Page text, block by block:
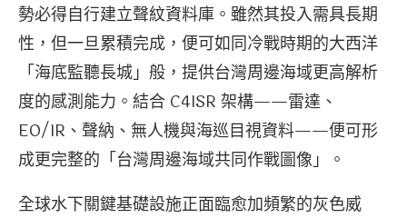
勢必得自行建立聲紋資料庫。雖然其投入需具長期
性，但一旦累積完成，便可如同冷戰時期的大西洋
「海底監聽長城」般，提供台灣周邊海域更高解析
度的感測能力。結合 C4ISR 架構——雷達、
EO/IR、聲納、無人機與海巡目視資料——便可形
成更完整的「台灣周邊海域共同作戰圖像」。
全球水下關鍵基礎設施正面臨愈加頻繁的灰色威